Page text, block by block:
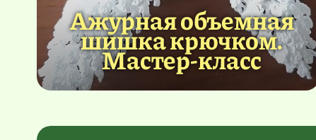
Ажурная объемная
шишка крючком.
Мастер-класс